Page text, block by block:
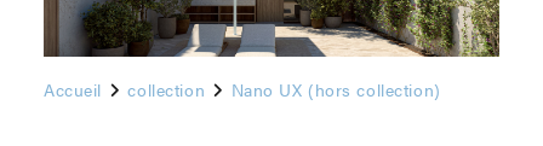
Accueil collection Nano UX (hors collection)